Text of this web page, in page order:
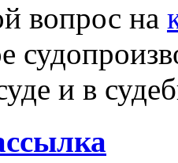
вопрос на
и в